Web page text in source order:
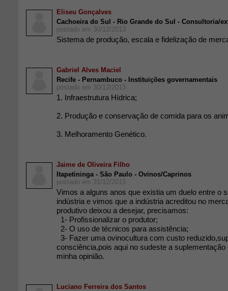
Eliseu Gonçalves
Cachoeira do Sul - Rio Grande do Sul - Consultoria/
postado em 30/12/2013
Sistema de produção, escala e fidelização de
Gabriel Alves Maciel
Recife - Pernambuco - Instituições governamentais
postado em 30/12/2013
1. Infraestrutura Hídrica;
2. Produção e conservação de comida para os
3. Melhoramento Genético.
Jaime de Oliveira Filho
Itapetininga - São Paulo - Ovinos/Caprinos
postado em 31/12/2013
Vimos a alguns anos que existia um duelo entre o
indústria e vimos que a indústria acreditou no
produtivo deixou a desejar, precisamos:
1- Profissionalizar o produtor;
2- O uso de técnicos para assistência;
3- Fazer uma ovinocultura com custo
consciência,pois aqui no sudeste a suplementação
minha opinião.
Luciano Ferreira dos Santos